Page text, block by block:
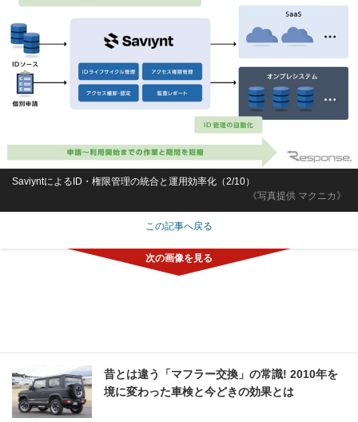
《写真提供 マクニカ》
SaviyntによるID・権限管理の統合と運用効率化（2/10）
この記事へ戻る
昔とは違う「マフラー交換」の常識! 2010年を
境に変わった車検と今どきの効果とは